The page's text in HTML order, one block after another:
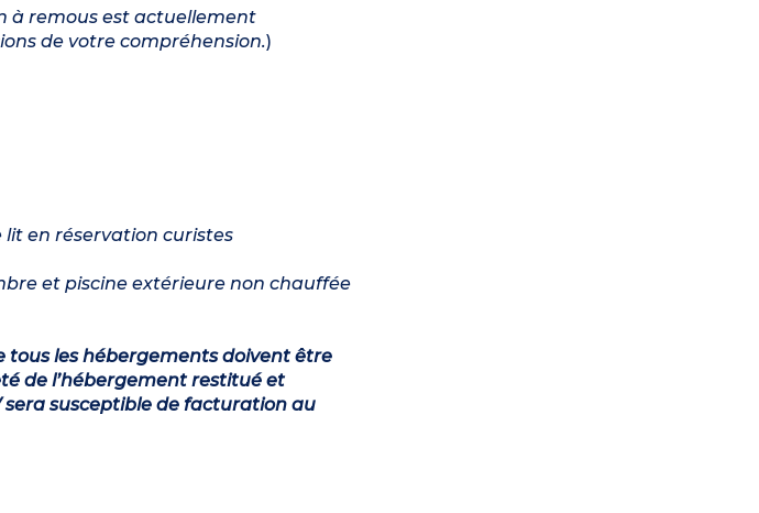
à remous est actuellement
de votre compréhension.)
en réservation curistes
et piscine extérieure non chauffée
tous les hébergements doivent être
de l’hébergement restitué et
susceptible de facturation au